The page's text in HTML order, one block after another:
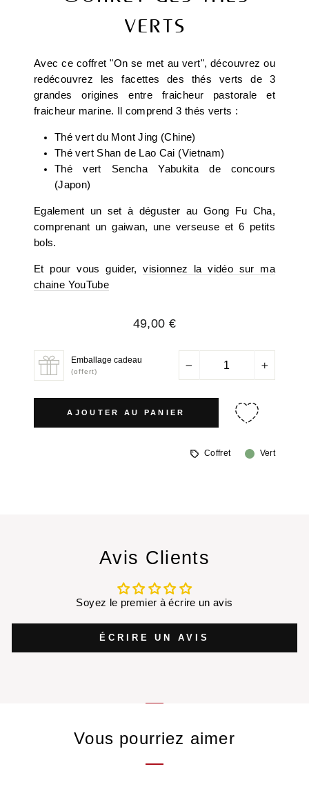
verts
Avec ce coffret "On se met au vert", découvrez ou
redécouvrez les facettes des thés verts de 3
grandes origines entre fraicheur pastorale et
fraicheur marine. Il comprend 3 thés verts :
Thé vert du Mont Jing (Chine)
Thé vert Shan de Lao Cai (Vietnam)
Thé vert Sencha Yabukita de concours
(Japon)
Egalement un set à déguster au Gong Fu Cha,
comprenant un gaiwan, une verseuse et 6 petits
bols.
Et pour vous guider,visionnez la vidéo sur ma
chaine YouTube
Prix
49,00 €
Emballage cadeau
(offert)
AJOUTER AU PANIER
Coffret Vert
Avis Clients
Soyez le premier à écrire un avis
ÉCRIRE UN AVIS
Vous pourriez aimer